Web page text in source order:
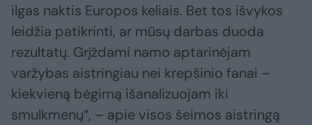
ilgas naktis Europos keliais. Bet tos išvykos
leidžia patikrinti, ar mūsų darbas duoda
rezultatų. Grįždami namo aptarinėjam
varžybas aistringiau nei krepšinio fanai –
kiekvieną bėgimą išanalizuojam iki
smulkmenų“, – apie visos šeimos aistringą